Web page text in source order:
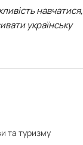
навчатися,
українську
та туризму